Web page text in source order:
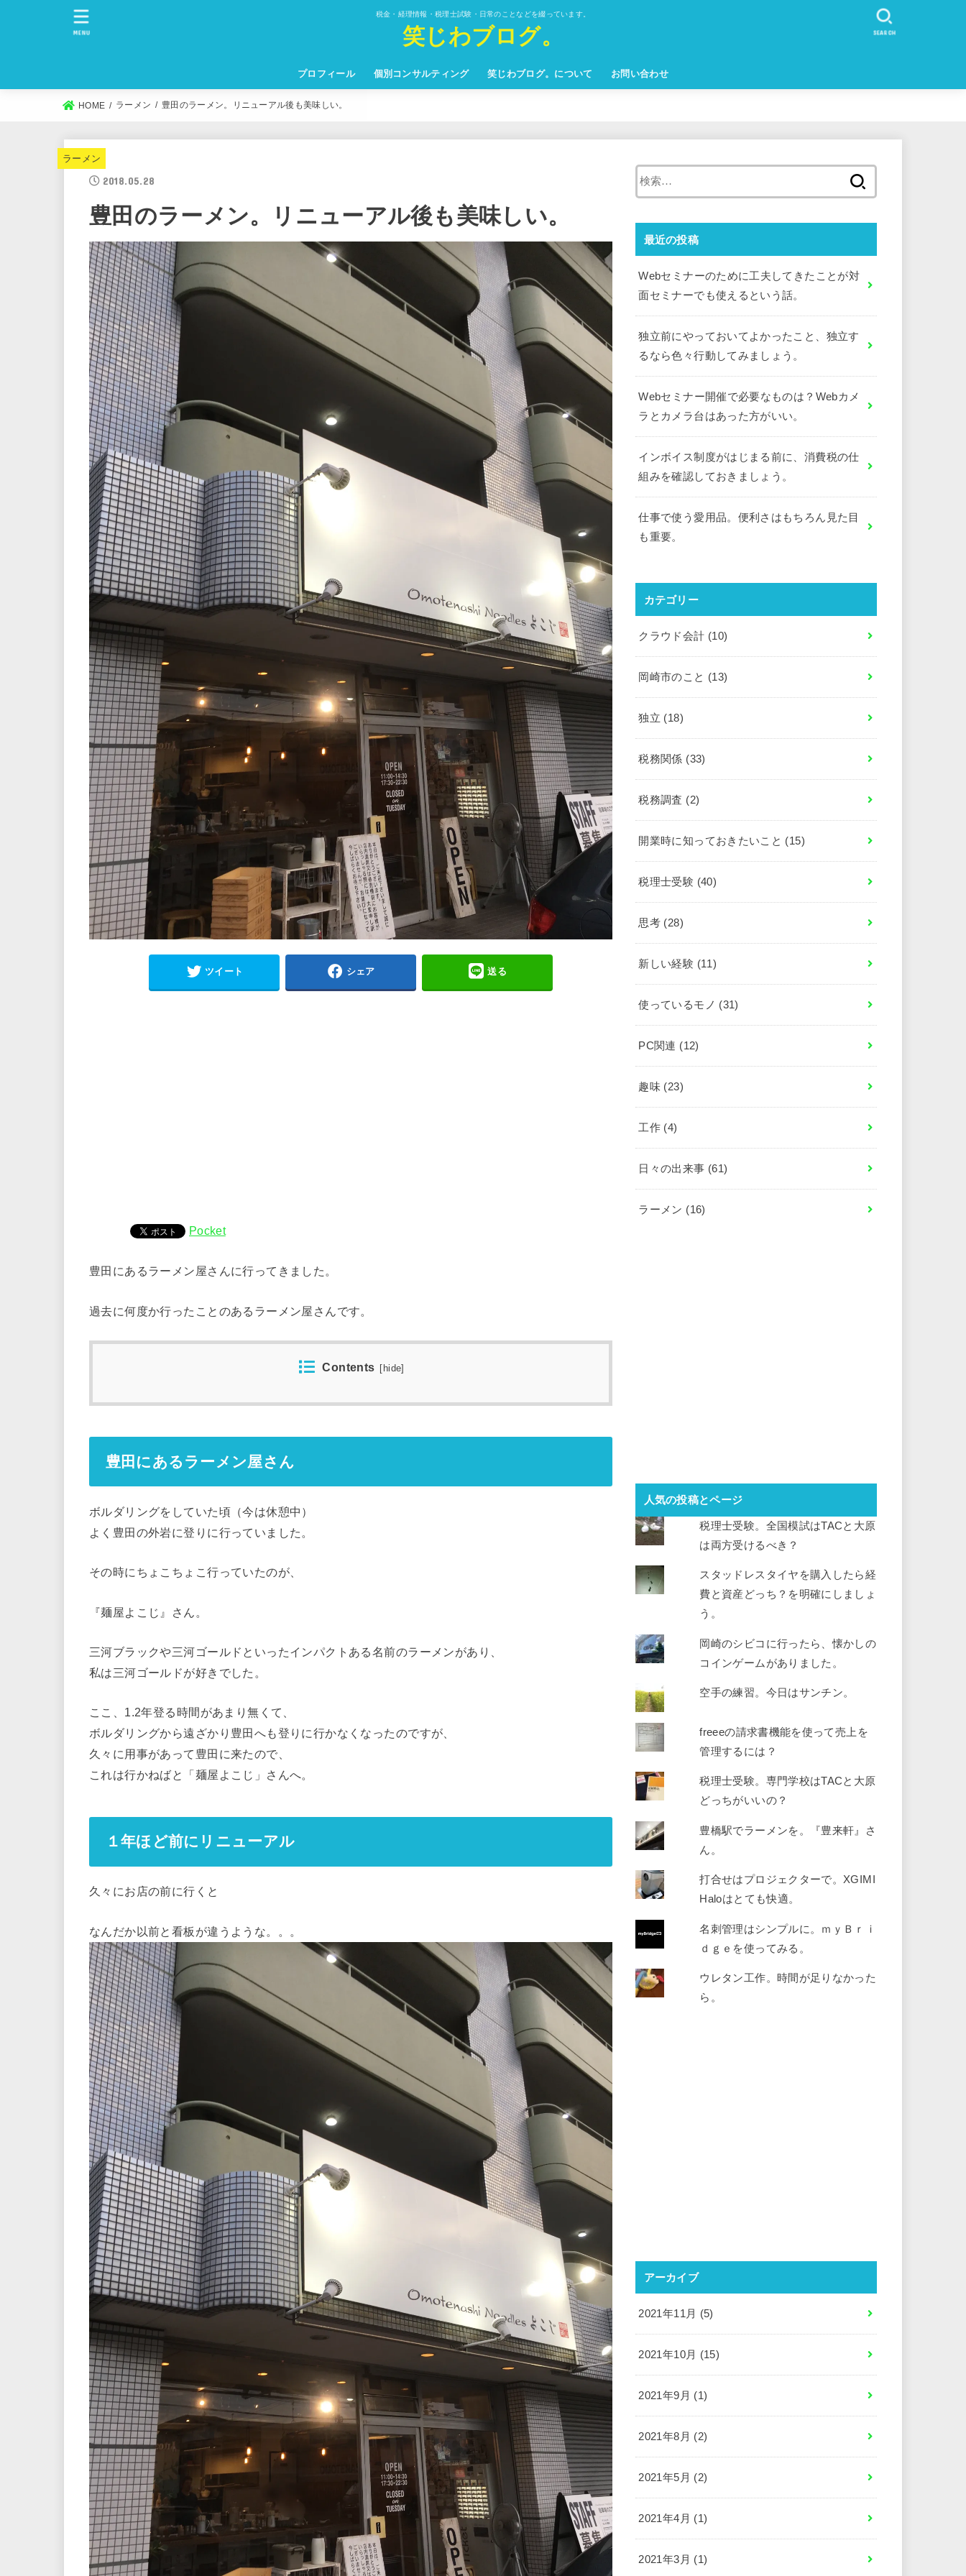
税金・経理情報・税理士試験・日常のことなどを綴っています。
笑じわブログ。
プロフィール 個別コンサルティング 笑じわブログ。について お問い合わせ
SEARCH
MENU
HOME ラーメン 豊田のラーメン。リニューアル後も美味しい。
ラーメン
2018.05.28
豊田のラーメン。リニューアル後も美味しい。
ツイート シェア 送る
Pocket
豊田にあるラーメン屋さんに行ってきました。
過去に何度か行ったことのあるラーメン屋さんです。
Contents [ hide]
豊田にあるラーメン屋さん
ボルダリングをしていた頃（今は休憩中）
よく豊田の外岩に登りに行っていました。
その時にちょこちょこ行っていたのが、
『麺屋よこじ』さん。
三河ブラックや三河ゴールドといったインパクトある名前のラーメンがあり、
私は三河ゴールドが好きでした。
ここ、1.2年登る時間があまり無くて、
ボルダリングから遠ざかり豊田へも登りに行かなくなったのですが、
久々に用事があって豊田に来たので、
これは行かねばと「麺屋よこじ」さんへ。
１年ほど前にリニューアル
久々にお店の前に行くと
なんだか以前と看板が違うような。。。
最近の投稿
Webセミナーのために工夫してきたことが対
面セミナーでも使えるという話。
独立前にやっておいてよかったこと、独立す
るなら色々行動してみましょう。
Webセミナー開催で必要なものは？Webカメ
ラとカメラ台はあった方がいい。
インボイス制度がはじまる前に、消費税の仕
組みを確認しておきましょう。
仕事で使う愛用品。便利さはもちろん見た目
も重要。
カテゴリー
クラウド会計 (10)
岡崎市のこと (13)
独立 (18)
税務関係 (33)
税務調査 (2)
開業時に知っておきたいこと (15)
税理士受験 (40)
思考 (28)
新しい経験 (11)
使っているモノ (31)
PC関連 (12)
趣味 (23)
工作 (4)
日々の出来事 (61)
ラーメン (16)
人気の投稿とページ
税理士受験。全国模試はTACと大原
は両方受けるべき？
スタッドレスタイヤを購入したら経
費と資産どっち？を明確にしましょ
う。
岡崎のシビコに行ったら、懐かしの
コインゲームがありました。
空手の練習。今日はサンチン。
freeeの請求書機能を使って売上を
管理するには？
税理士受験。専門学校はTACと大原
どっちがいいの？
豊橋駅でラーメンを。『豊来軒』さ
ん。
打合せはプロジェクターで。XGIMI
Haloはとても快適。
名刺管理はシンプルに。ｍｙＢｒｉ
ｄｇｅを使ってみる。
ウレタン工作。時間が足りなかった
ら。
アーカイブ
2021年11月 (5)
2021年10月 (15)
2021年9月 (1)
2021年8月 (2)
2021年5月 (2)
2021年4月 (1)
2021年3月 (1)